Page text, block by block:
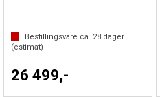
Bestillingsvare ca. 28 dager
(estimat)
26 499,-